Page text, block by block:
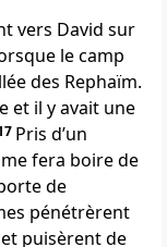
vers David sur
le camp
des Rephaïm.
et il y avait une
Pris d’un
fera boire de
de
pénétrèrent
puisèrent de